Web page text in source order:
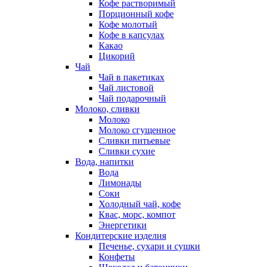
Кофе растворимый
Порционный кофе
Кофе молотый
Кофе в капсулах
Какао
Цикорий
Чай
Чай в пакетиках
Чай листовой
Чай подарочный
Молоко, сливки
Молоко
Молоко сгущенное
Сливки питьевые
Сливки сухие
Вода, напитки
Вода
Лимонады
Соки
Холодный чай, кофе
Квас, морс, компот
Энергетики
Кондитерские изделия
Печенье, сухари и сушки
Конфеты